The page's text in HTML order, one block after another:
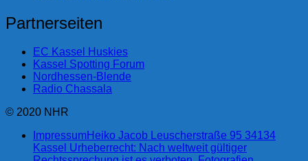
Partnerseiten
EC Kassel Huskies
Kassel Spotting Forum
Nordhessen-Blende
Radio Chassala
© 2020 NHR
ImpressumHeiko Jacob Leuscherstraße 95 34134
Kassel Urheberrecht: Nach weltweit gültiger